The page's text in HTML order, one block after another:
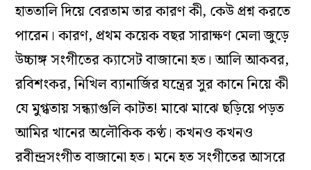
হাততালি দিয়ে বেরতাম তার কারণ কী, কেউ প্রশ্ন করতে
পারেন। কারণ, প্রথম কয়েক বছর সারাক্ষণ মেলা জুড়ে
উচ্চাঙ্গ সংগীতের ক্যাসেট বাজানো হত। আলি আকবর,
রবিশংকর, নিখিল ব্যানার্জির যন্ত্রের সুর কানে নিয়ে কী
যে মুগ্ধতায় সন্ধ্যাগুলি কাটত! মাঝে মাঝে ছড়িয়ে পড়ত
আমির খানের অলৌকিক কণ্ঠ। কখনও কখনও
রবীন্দ্রসংগীত বাজানো হত। মনে হত সংগীতের আসরে